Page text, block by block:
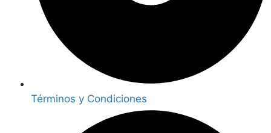
Términos y Condiciones